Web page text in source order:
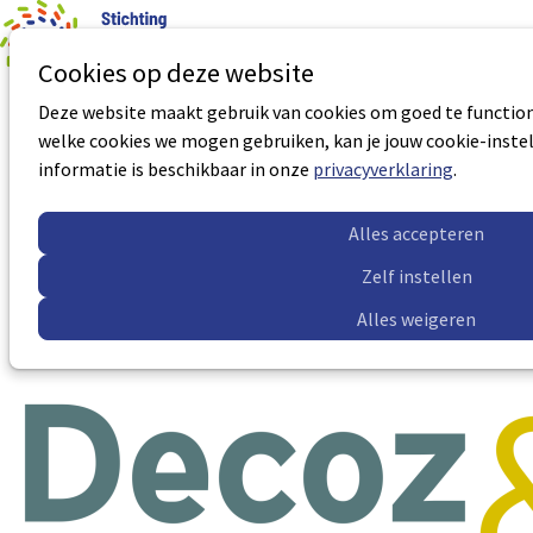
Cookies op deze website
Deze website maakt gebruik van cookies om goed te
welke cookies we mogen gebruiken, kan je jouw cookie-
informatie is beschikbaar in onze privacyverklaring.
Alles accepteren
Zelf instellen
Alles weigeren
Ik dacht dat ik ermee weg zou komen
Aantal BNS uren: 4 uur
Certificaatnummer: VP-0243
Accreditatie geldig tot:
Meer informatie
Sub
navigation
Sub
navigation